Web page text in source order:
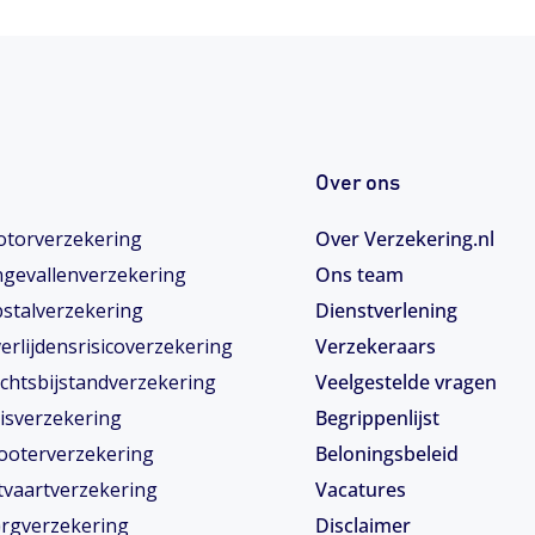
Over ons
Over Verzekering.nl
Ons team
Dienstverlening
Verzekeraars
Veelgestelde vragen
Begrippenlijst
Beloningsbeleid
Vacatures
Disclaimer